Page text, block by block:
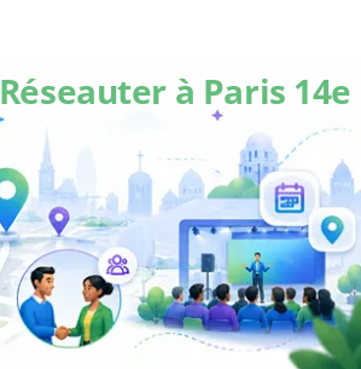
Réseauter à Paris 14e